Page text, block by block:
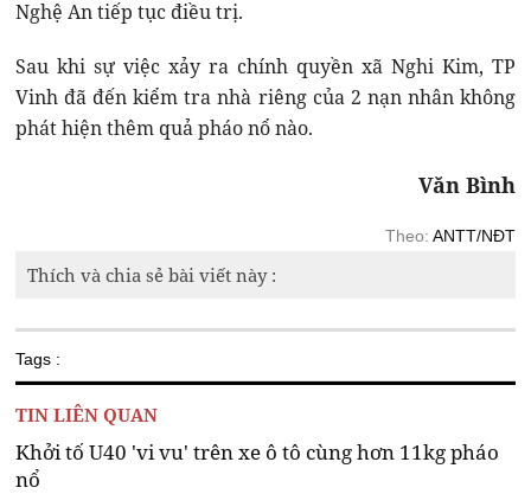
Nghệ An tiếp tục điều trị.
Sau khi sự việc xảy ra chính quyền xã Nghi Kim, TP
Vinh đã đến kiểm tra nhà riêng của 2 nạn nhân không
phát hiện thêm quả pháo nổ nào.
Văn Bình
Theo: ANTT/NĐT
Thích và chia sẻ bài viết này :
Tags :
TIN LIÊN QUAN
Khởi tố U40 'vi vu' trên xe ô tô cùng hơn 11kg pháo
nổ